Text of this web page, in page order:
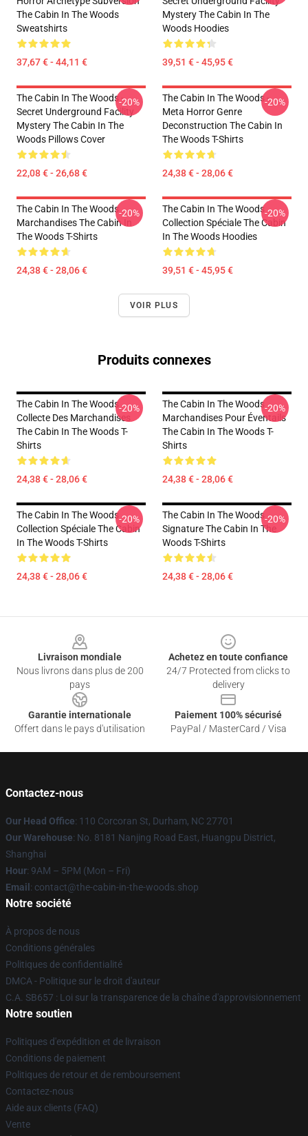
The Cabin In The Woods
Sweatshirts
37,67 € - 44,11 €
Mystery The Cabin In The
Woods Hoodies
39,51 € - 45,95 €
The Cabin In The Woods -
Secret Underground Facility
Mystery The Cabin In The
Woods Pillows Cover
22,08 € - 26,68 €
-20%
The Cabin In The Woods -
Meta Horror Genre
Deconstruction The Cabin In
The Woods T-Shirts
24,38 € - 28,06 €
-20%
The Cabin In The Woods
Marchandises The Cabin In
The Woods T-Shirts
24,38 € - 28,06 €
-20%
The Cabin In The Woods
Collection Spéciale The Cabin
In The Woods Hoodies
39,51 € - 45,95 €
-20%
VOIR PLUS
Produits connexes
The Cabin In The Woods
Collecte Des Marchandises
The Cabin In The Woods T-
Shirts
24,38 € - 28,06 €
-20%
The Cabin In The Woods
Marchandises Pour Éventails
The Cabin In The Woods T-
Shirts
24,38 € - 28,06 €
-20%
The Cabin In The Woods
Collection Spéciale The Cabin
In The Woods T-Shirts
24,38 € - 28,06 €
-20%
The Cabin In The Woods
Signature The Cabin In The
Woods T-Shirts
24,38 € - 28,06 €
-20%
Livraison mondiale
Nous livrons dans plus de 200
pays
Achetez en toute confiance
24/7 Protected from clicks to
delivery
Garantie internationale
Offert dans le pays d'utilisation
Paiement 100% sécurisé
PayPal / MasterCard / Visa
Contactez-nous
Our Head Office: 110 Corcoran St, Durham, NC 27701
Our Warehouse: No. 8181 Nanjing Road East, Huangpu District,
Shanghai
Hour: 9AM – 5PM (Mon – Fri)
Email : contact@the-cabin-in-the-woods.shop
Notre société
À propos de nous
Conditions générales
Politiques de confidentialité
DMCA - Politique sur le droit d'auteur
C.A. SB657 : Loi sur la transparence de la chaîne d'approvisionnement
Notre soutien
Politiques d'expédition et de livraison
Conditions de paiement
Politiques de retour et de remboursement
Contactez-nous
Aide aux clients (FAQ)
Vente